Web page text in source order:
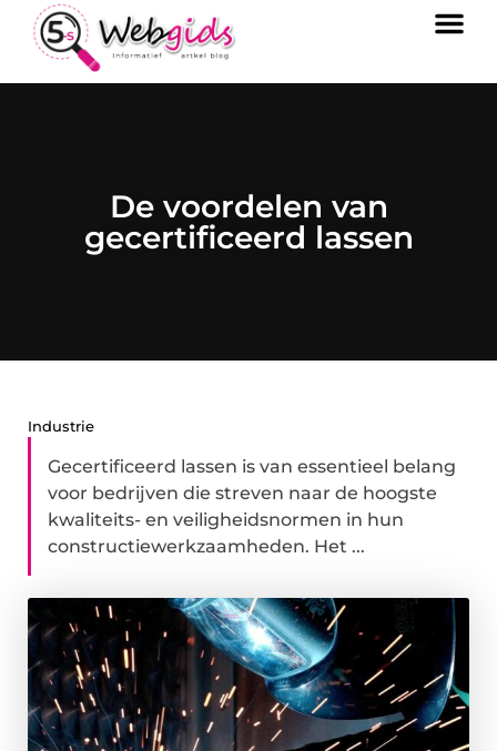
De voordelen van
gecertificeerd lassen
Industrie
Gecertificeerd lassen is van essentieel belang
voor bedrijven die streven naar de hoogste
kwaliteits- en veiligheidsnormen in hun
constructiewerkzaamheden. Het ...